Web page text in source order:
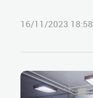
16/11/2023 18:58